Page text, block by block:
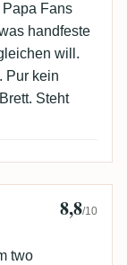
Fans
handfeste
will.
Pur kein
Steht
8,8/10
two